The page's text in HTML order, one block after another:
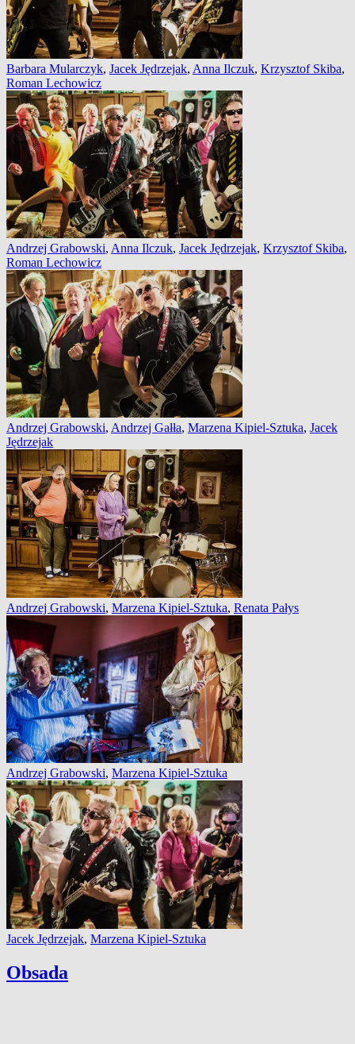
Barbara Mularczyk, Jacek Jędrzejak, Anna Ilczuk, Krzysztof Skiba,
Roman Lechowicz
Andrzej Grabowski, Anna Ilczuk, Jacek Jędrzejak, Krzysztof Skiba,
Roman Lechowicz
Andrzej Grabowski, Andrzej Gałła, Marzena Kipiel-Sztuka, Jacek
Jędrzejak
Andrzej Grabowski, Marzena Kipiel-Sztuka, Renata Pałys
Andrzej Grabowski, Marzena Kipiel-Sztuka
Jacek Jędrzejak, Marzena Kipiel-Sztuka
Obsada